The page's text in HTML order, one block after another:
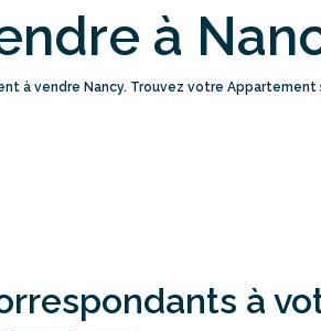
à
vendre Nancy. Trouvez votre Appartement
à